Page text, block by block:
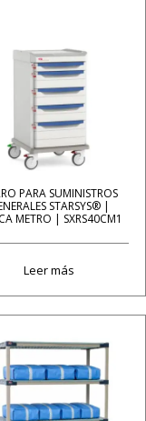
PARA SUMINISTROS
STARSYS® |
METRO | SXRS40CM1
Leer más